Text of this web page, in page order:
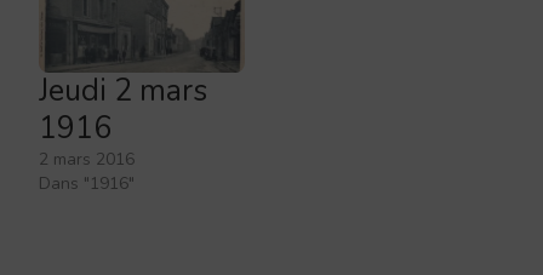
Jeudi 2 mars
1916
2 mars 2016
Dans "1916"